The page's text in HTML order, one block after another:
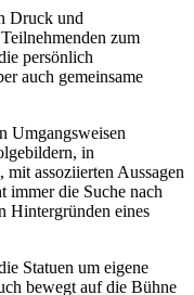
Druck und
zum
persönlich
auch gemeinsame
Umgangsweisen
in
assoziierten Aussagen
immer die Suche nach
Hintergründen eines
Statuen um eigene
bewegt auf die Bühne